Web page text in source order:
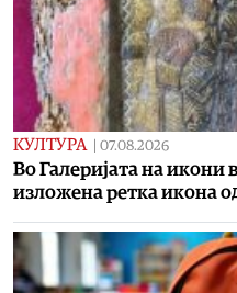
КУЛТУРА 07.08.2026
Во Галеријата на икони
изложена ретка икона